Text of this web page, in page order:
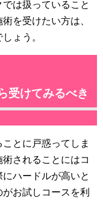
は扱っていること
を受けたい方は、
ょう。
受けてみるべき
とに戸惑ってしま
されることにはコ
ハードルが高いと
お試しコースを利